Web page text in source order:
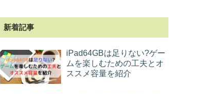
新着記事
iPad64GBは足りない?ゲー
ムを楽しむための工夫とオ
ススメ容量を紹介